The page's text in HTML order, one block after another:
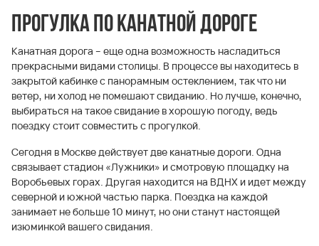
Прогулка по канатной дороге
Канатная дорога – еще одна возможность насладиться
прекрасными видами столицы. В процессе вы находитесь в
закрытой кабинке с панорамным остеклением, так что ни
ветер, ни холод не помешают свиданию. Но лучше, конечно,
выбираться на такое свидание в хорошую погоду, ведь
поездку стоит совместить с прогулкой.
Сегодня в Москве действует две канатные дороги. Одна
связывает стадион «Лужники» и смотровую площадку на
Воробьевых горах. Другая находится на ВДНХ и идет между
северной и южной частью парка. Поездка на каждой
занимает не больше 10 минут, но они станут настоящей
изюминкой вашего свидания.